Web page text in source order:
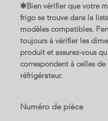
✱Bien vérifier que votre
frigo se trouve dans la
modèles compatibles.
toujours à vérifier les
produit et assurez-vous
correspondent à celles de
réfrigérateur.
Numéro de pièce